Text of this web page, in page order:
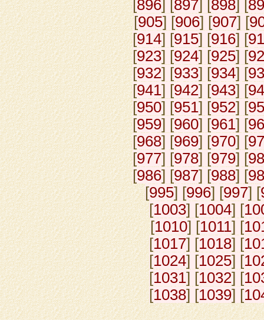
[896] [897] [898] [
[905] [906] [907] [
[914] [915] [916] [
[923] [924] [925] [
[932] [933] [934] [
[941] [942] [943] [
[950] [951] [952] [
[959] [960] [961] [
[968] [969] [970] [
[977] [978] [979] [
[986] [987] [988] [
[995] [996] [997] [
[1003] [1004] [
[1010] [1011] [
[1017] [1018] [
[1024] [1025] [
[1031] [1032] [
[1038] [1039] [